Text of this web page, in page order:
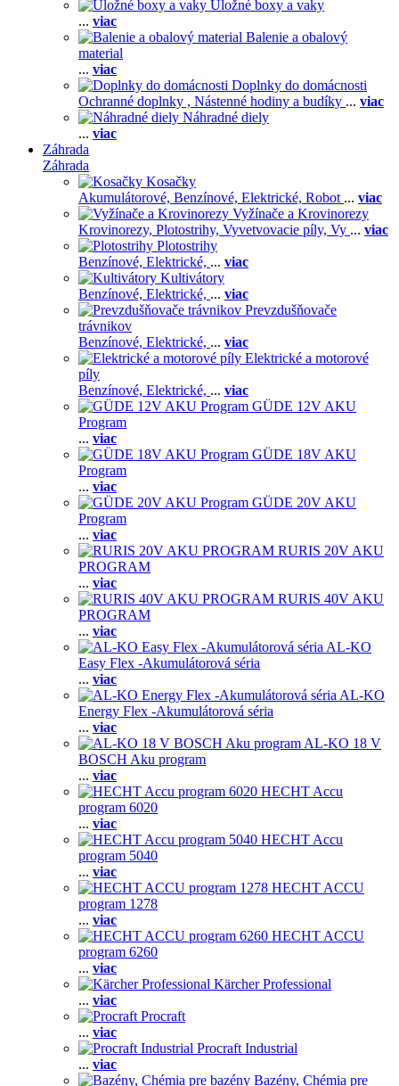
Úložné boxy a vaky
... viac
Balenie a obalový
material
... viac
Doplnky do domácnosti
Ochranné doplnky , Nástenné hodiny a budíky ... viac
Náhradné diely
... viac
Záhrada
Záhrada
Kosačky
Akumulátorové, Benzínové, Elektrické, Robot ... viac
Vyžínače a Krovinorezy
Krovinorezy, Plotostrihy, Vyvetvovacie píly, Vy ... viac
Plotostrihy
Benzínové, Elektrické, ... viac
Kultivátory
Benzínové, Elektrické, ... viac
Prevzdušňovače
trávnikov
Benzínové, Elektrické, ... viac
Elektrické a motorové
píly
Benzínové, Elektrické, ... viac
GÜDE 12V AKU
Program
... viac
GÜDE 18V AKU
Program
... viac
GÜDE 20V AKU
Program
... viac
RURIS 20V AKU
PROGRAM
... viac
RURIS 40V AKU
PROGRAM
... viac
AL-KO
Easy Flex -Akumulátorová séria
... viac
AL-KO
Energy Flex -Akumulátorová séria
... viac
AL-KO 18 V
BOSCH Aku program
... viac
HECHT Accu
program 6020
... viac
HECHT Accu
program 5040
... viac
HECHT ACCU
program 1278
... viac
HECHT ACCU
program 6260
... viac
Kärcher Professional
... viac
Procraft
... viac
Procraft Industrial
... viac
Bazény, Chémia pre